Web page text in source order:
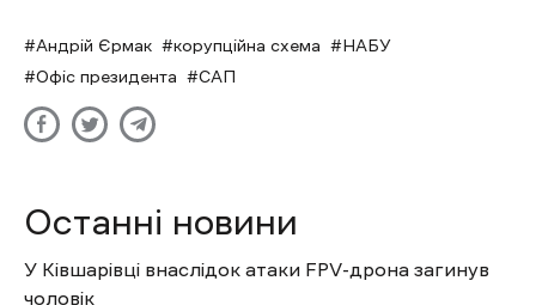
Андрій Єрмак корупційна схема
НАБУ
Офіс президента
САП
Останні новини
У Ківшарівці внаслідок атаки FPV-дрона загинув
чоловік